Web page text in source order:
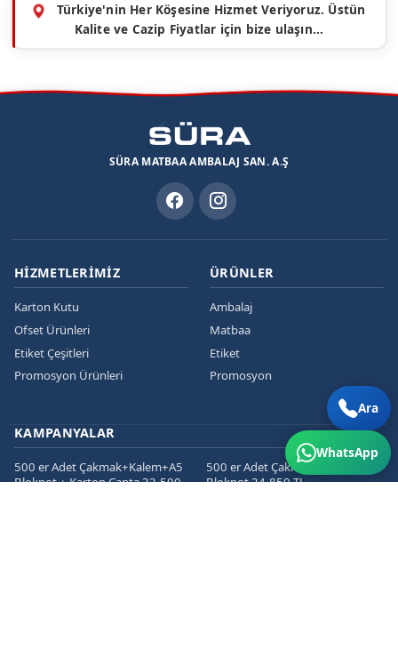
Türkiye'nin Her Köşesine Hizmet Veriyoruz. Üstün
Kalite ve Cazip Fiyatlar için bize ulaşın...
SÜRA MATBAA AMBALAJ SAN. A.Ş
HIZMETLERIMIZ
Karton Kutu
Ofset Ürünleri
Etiket Çeşitleri
Promosyon Ürünleri
ÜRÜNLER
Ambalaj
Matbaa
Etiket
Promosyon
KAMPANYALAR
500 er Adet Çakmak+Kalem+A5
Bloknot + Karton Çanta 32.500
500 er Adet Çakmak+Kalem+A5
Bloknot 24.850 TL
Ara
WhatsApp